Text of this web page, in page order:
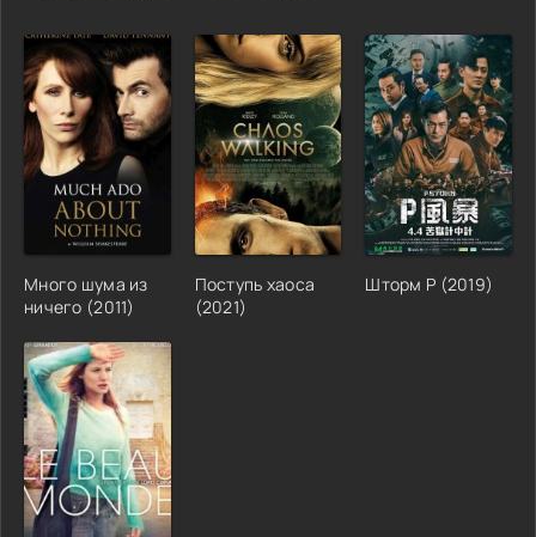
Много шума из
ничего (2011)
Поступь хаоса
(2021)
Шторм P (2019)